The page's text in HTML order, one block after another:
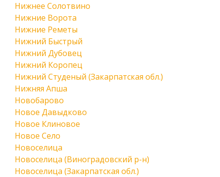
Нижнее Солотвино
Нижние Ворота
Нижние Реметы
Нижний Быстрый
Нижний Дубовец
Нижний Коропец
Нижний Студеный (Закарпатская обл.)
Нижняя Апша
Новобарово
Новое Давыдково
Новое Клиновое
Новое Село
Новоселица
Новоселица (Виноградовский р-н)
Новоселица (Закарпатская обл.)